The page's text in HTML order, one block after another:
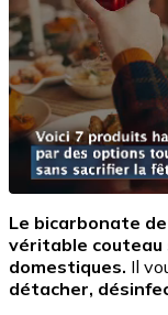
Le bicarbonate
véritable couteau
domestiques. Il
détacher,